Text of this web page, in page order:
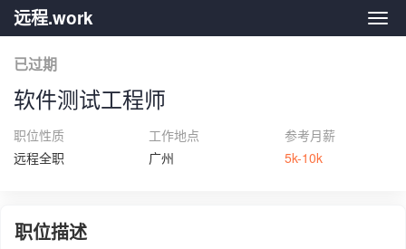
远
远程.work
已过期
软件测试工程师
职位性质
远程全职
工作地点
广州
参考月薪
5k-10k
职位描述